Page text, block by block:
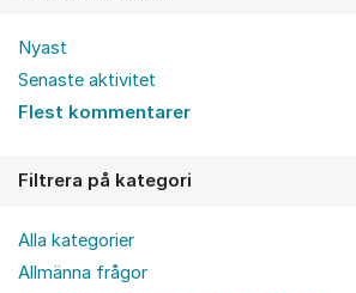
Nyast
Senaste aktivitet
Flest kommentarer
Filtrera på kategori
Alla kategorier
Allmänna frågor